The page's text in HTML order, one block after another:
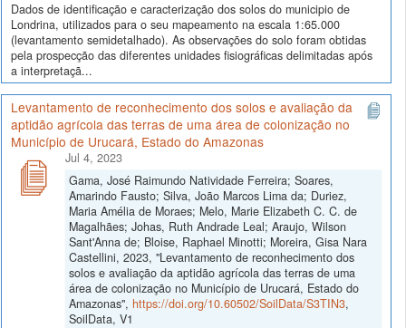
Dados de identificação e caracterização dos solos do municipio de
Londrina, utilizados para o seu mapeamento na escala 1:65.000
(levantamento semidetalhado). As observações do solo foram obtidas
pela prospecção das diferentes unidades fisiográficas delimitadas após
a interpretaçã...
Levantamento de reconhecimento dos solos e avaliação da
aptidão agrícola das terras de uma área de colonização no
Município de Urucará, Estado do Amazonas
Jul 4, 2023
Gama, José Raimundo Natividade Ferreira; Soares,
Amarindo Fausto; Silva, João Marcos Lima da; Duriez,
Maria Amélia de Moraes; Melo, Marie Elizabeth C. C. de
Magalhães; Johas, Ruth Andrade Leal; Araujo, Wilson
Sant'Anna de; Bloise, Raphael Minotti; Moreira, Gisa Nara
Castellini, 2023, "Levantamento de reconhecimento dos
solos e avaliação da aptidão agrícola das terras de uma
área de colonização no Município de Urucará, Estado do
Amazonas", https://doi.org/10.60502/SoilData/S3TIN3,
SoilData, V1